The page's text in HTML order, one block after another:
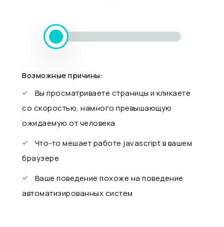
Возможные причины:
Вы просматриваете страницы и кликаете
со скоростью, намного превышающую
ожидаемую от человека
Что-то мешает работе javascript в вашем
браузере
Ваше поведение похоже на поведение
автоматизированных систем